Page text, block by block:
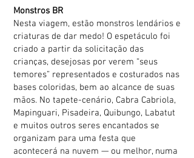
Monstros BR
Nesta viagem, estão monstros lendários e
criaturas de dar medo! O espetáculo foi
criado a partir da solicitação das
crianças, desejosas por verem “seus
temores” representados e costurados nas
bases coloridas, bem ao alcance de suas
mãos. No tapete-cenário, Cabra Cabriola,
Mapinguari, Pisadeira, Quibungo, Labatut
e muitos outros seres encantados se
organizam para uma festa que
acontecerá na nuvem — ou melhor, numa